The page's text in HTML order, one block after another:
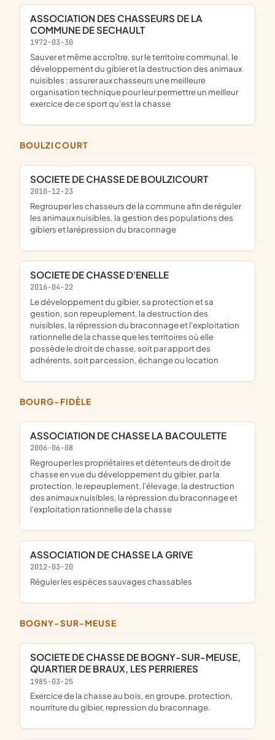
ASSOCIATION DES CHASSEURS DE LA
COMMUNE DE SECHAULT
1972-03-30
sauver et même accroître, sur le territoire communal, le
développement du gibier et la destruction des animaux
nuisibles ; assurer aux chasseurs une meilleure
organisation technique pour leur permettre un meilleur
exercice de ce sport qu'est la chasse
BOULZICOURT
SOCIETE DE CHASSE DE BOULZICOURT
2010-12-23
regrouper les chasseurs de la commune afin de réguler
les animaux nuisibles, la gestion des populations des
gibiers et larépression du braconnage
SOCIETE DE CHASSE D'ENELLE
2016-04-22
le développement du gibier, sa protection et sa
gestion, son repeuplement, la destruction des
nuisibles, la répression du braconnage et l'exploitation
rationnelle de la chasse que les territoires où elle
possède le droit de chasse, soit par apport des
adhérents, soit par cession, échange ou location
BOURG-FIDÈLE
ASSOCIATION DE CHASSE LA BACOULETTE
2006-06-08
Regrouper les propriétaires et détenteurs de droit de
chasse en vue du développement du gibier, par la
protection, le repeuplement, l'élevage, la destruction
des animaux nuisibles, la répression du braconnage et
l'exploitation rationnelle de la chasse
ASSOCIATION DE CHASSE LA GRIVE
2012-03-20
réguler les espèces sauvages chassables
BOGNY-SUR-MEUSE
SOCIETE DE CHASSE DE BOGNY-SUR-MEUSE,
QUARTIER DE BRAUX, LES PERRIERES
1985-03-25
Exercice de la chasse au bois, en groupe, protection,
nourriture du gibier, repression du braconnage.